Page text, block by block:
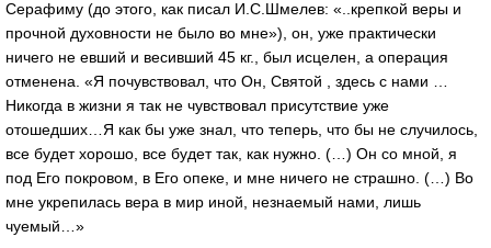
Серафиму (до этого, как писал И.С.Шмелев: «..крепкой веры и
прочной духовности не было во мне»), он, уже практически
ничего не евший и весивший 45 кг., был исцелен, а операция
отменена. «Я почувствовал, что Он, Святой , здесь с нами …
Никогда в жизни я так не чувствовал присутствие уже
отошедших…Я как бы уже знал, что теперь, что бы не случилось,
все будет хорошо, все будет так, как нужно. (…) Он со мной, я
под Его покровом, в Его опеке, и мне ничего не страшно. (…) Во
мне укрепилась вера в мир иной, незнаемый нами, лишь
чуемый…»